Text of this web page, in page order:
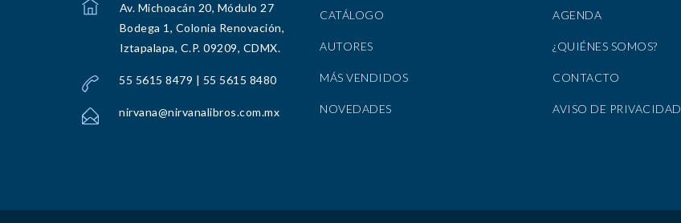
Av. Michoacán 20, Módulo 27
Bodega 1, Colonia Renovación,
Iztapalapa, C.P. 09209, CDMX.
55 5615 8479 | 55 5615 8480
nirvana@nirvanalibros.com.mx
CATÁLOGO
AUTORES
MÁS VENDIDOS
NOVEDADES
AGENDA
¿QUIÉNES SOMOS?
CONTACTO
AVISO DE PRIVACIDAD